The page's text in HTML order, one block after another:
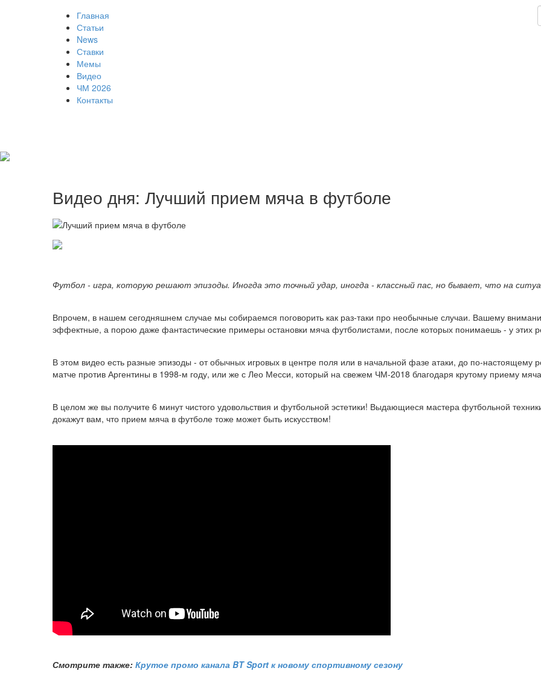
Главная
Статьи
News
Ставки
Мемы
Видео
ЧМ 2026
Контакты
Видео дня: Лучший прием мяча в футболе
Футбол - игра, которую решают эпизоды. Иногда это точный удар, иногда - классный пас, но бывает, что на
Впрочем, в нашем сегодняшнем случае мы собираемся поговорить как раз-таки про необычные случаи. Вашему
эффектные, а порою даже фантастические примеры остановки мяча футболистами, после которых понимаешь - у этих
В этом видео есть разные эпизоды - от обычных игровых в центре поля или в начальной фазе атаки, до по-
матче против Аргентины в 1998-м году, или же с Лео Месси, который на свежем ЧМ-2018 благодаря крутому приему
В целом же вы получите 6 минут чистого удовольствия и футбольной эстетики! Выдающиеся мастера футбольной
докажут вам, что прием мяча в футболе тоже может быть искусством!
Смотрите также: Крутое промо канала BT Sport к новому спортивному сезону